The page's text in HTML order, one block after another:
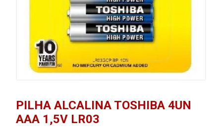
PILHA ALCALINA TOSHIBA 4UN
AAA 1,5V LR03